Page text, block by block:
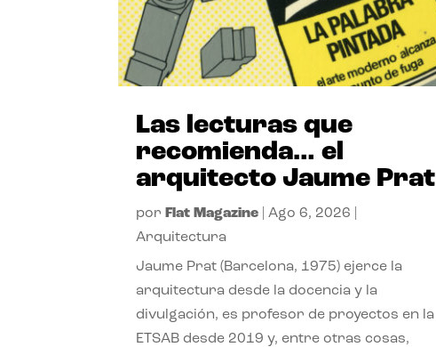
Las lecturas que
recomienda… el
arquitecto Jaume Prat
por Flat Magazine |Ago 6, 2026
Arquitectura
Jaume Prat (Barcelona, 1975) ejerce la
arquitectura desde la docencia y la
divulgación, es profesor de proyectos en la
ETSAB desde 2019 y, entre otras cosas,